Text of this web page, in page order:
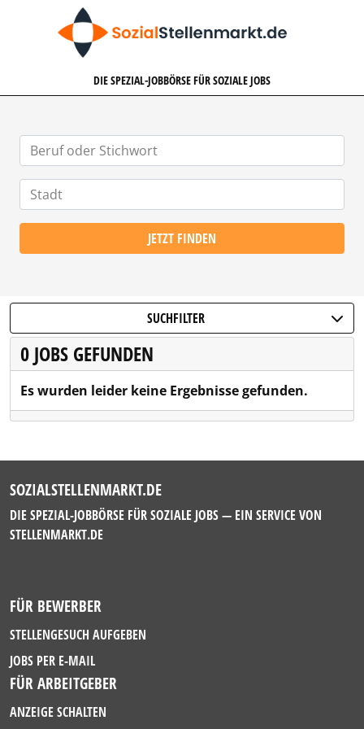
DIE SPEZIAL-JOBBÖRSE FÜR SOZIALE JOBS
JETZT FINDEN
SUCHFILTER
0 JOBS GEFUNDEN
Es wurden leider keine Ergebnisse gefunden.
SOZIALSTELLENMARKT.DE
DIE SPEZIAL-JOBBÖRSE FÜR SOZIALE JOBS — EIN SERVICE VON
STELLENMARKT.DE
FÜR BEWERBER
STELLENGESUCH AUFGEBEN
JOBS PER E-MAIL
FÜR ARBEITGEBER
ANZEIGE SCHALTEN